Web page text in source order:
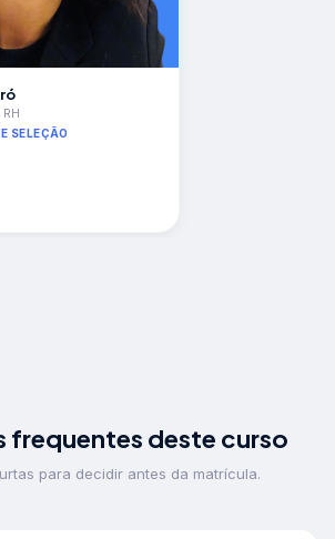
SELEÇÃO
frequentes deste curso
para decidir antes da matrícula.